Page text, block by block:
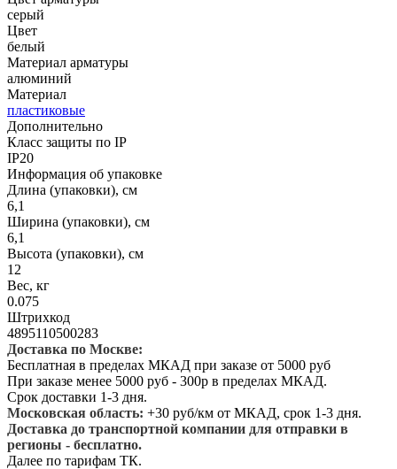
серый
Цвет
белый
Материал арматуры
алюминий
Материал
пластиковые
Дополнительно
Класс защиты по IP
IP20
Информация об упаковке
Длина (упаковки), см
6,1
Ширина (упаковки), см
6,1
Высота (упаковки), см
12
Вес, кг
0.075
Штрихкод
4895110500283
Доставка по Москве:
Бесплатная в пределах МКАД при заказе от 5000 руб
При заказе менее 5000 руб - 300р в пределах МКАД.
Срок доставки 1-3 дня.
Московская область: +30 руб/км от МКАД, срок 1-3 дня.
Доставка до транспортной компании для отправки в
регионы - бесплатно.
Далее по тарифам ТК.